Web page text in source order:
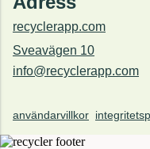
recyclerapp.com
Sveavägen 10
info@recyclerapp.com
användarvillkor